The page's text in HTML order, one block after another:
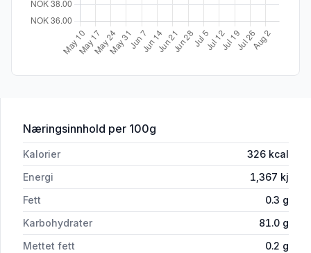
Næringsinnhold for 'Potetmel 500g Hoff'
per 100g
Kalorier 326 kcal
Energi
1,367 kj
Fett
0.3 g
Karbohydrater
81.0 g
Mettet fett
0.2 g